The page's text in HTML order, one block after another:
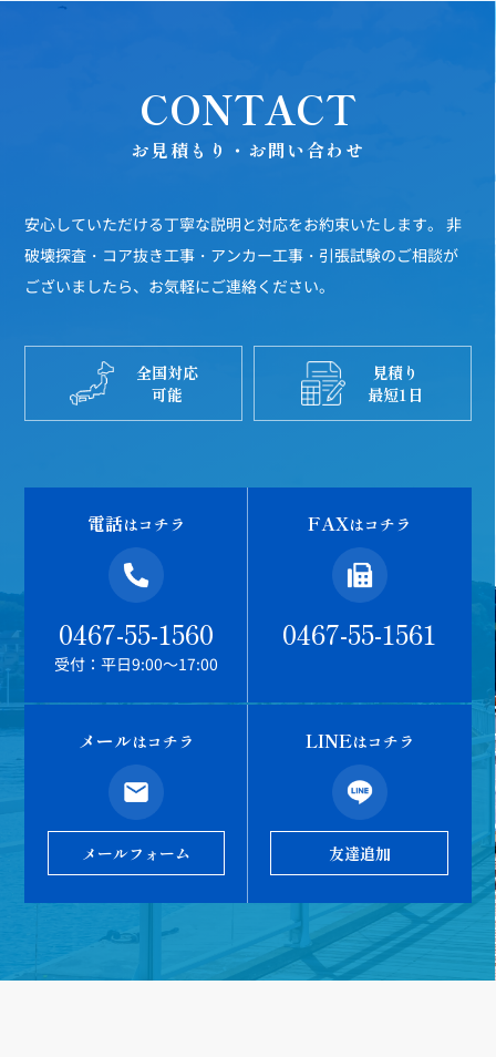
CONTACT
お見積もり・お問い合わせ
安心していただける丁寧な説明と対応をお約束いたします。
非
破壊探査・コア抜き工事・アンカー工事・引張試験のご相談が
ございましたら、お気軽にご連絡ください。
全国対応
可能
見積り
最短1日
電話はコチラ
0467-55-1560
受付：平日9:00～17:00
FAXはコチラ
0467-55-1561
メールはコチラ
メールフォーム
LINEはコチラ
友達追加